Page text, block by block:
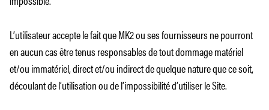
L’utilisateur accepte le fait que MK2 ou ses fournisseurs ne pourront
en aucun cas être tenus responsables de tout dommage matériel
et/ou immatériel, direct et/ou indirect de quelque nature que ce soit,
découlant de l’utilisation ou de l’impossibilité d’utiliser le Site.